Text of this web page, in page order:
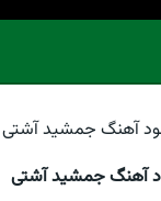
آهنگ جمشید آشتی